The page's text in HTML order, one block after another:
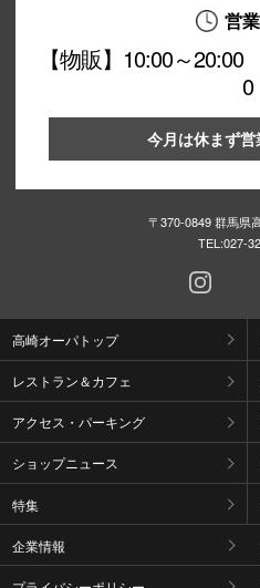
営
【物販】10:00～
0
今月は休まず
〒370-0849 群馬県
TEL:027-
高崎オーパトップ
レストラン＆カフェ
アクセス・パーキング
ショップニュース
特集
企業情報